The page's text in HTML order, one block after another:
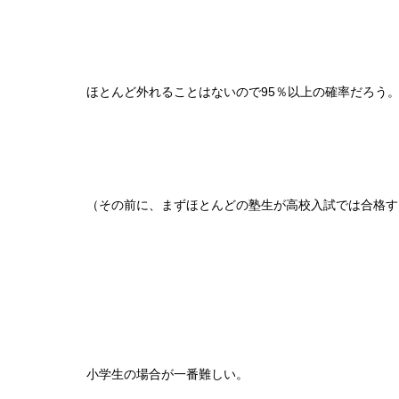
ほとんど外れることはないので95％以上の確率だろう。
（その前に、まずほとんどの塾生が高校入試では合格
小学生の場合が一番難しい。